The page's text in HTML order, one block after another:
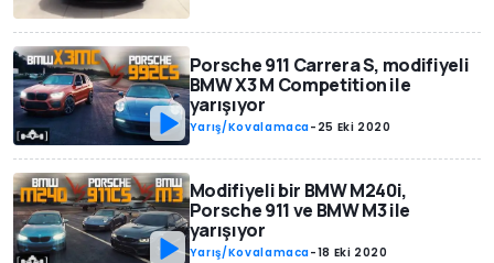
Porsche 911 Carrera S, modifiyeli
BMW X3 M Competition ile
yarışıyor
Yarış/Kovalamaca- 25 Eki 2020
Modifiyeli bir BMW M240i,
Porsche 911 ve BMW M3 ile
yarışıyor
Yarış/Kovalamaca-18 Eki 2020